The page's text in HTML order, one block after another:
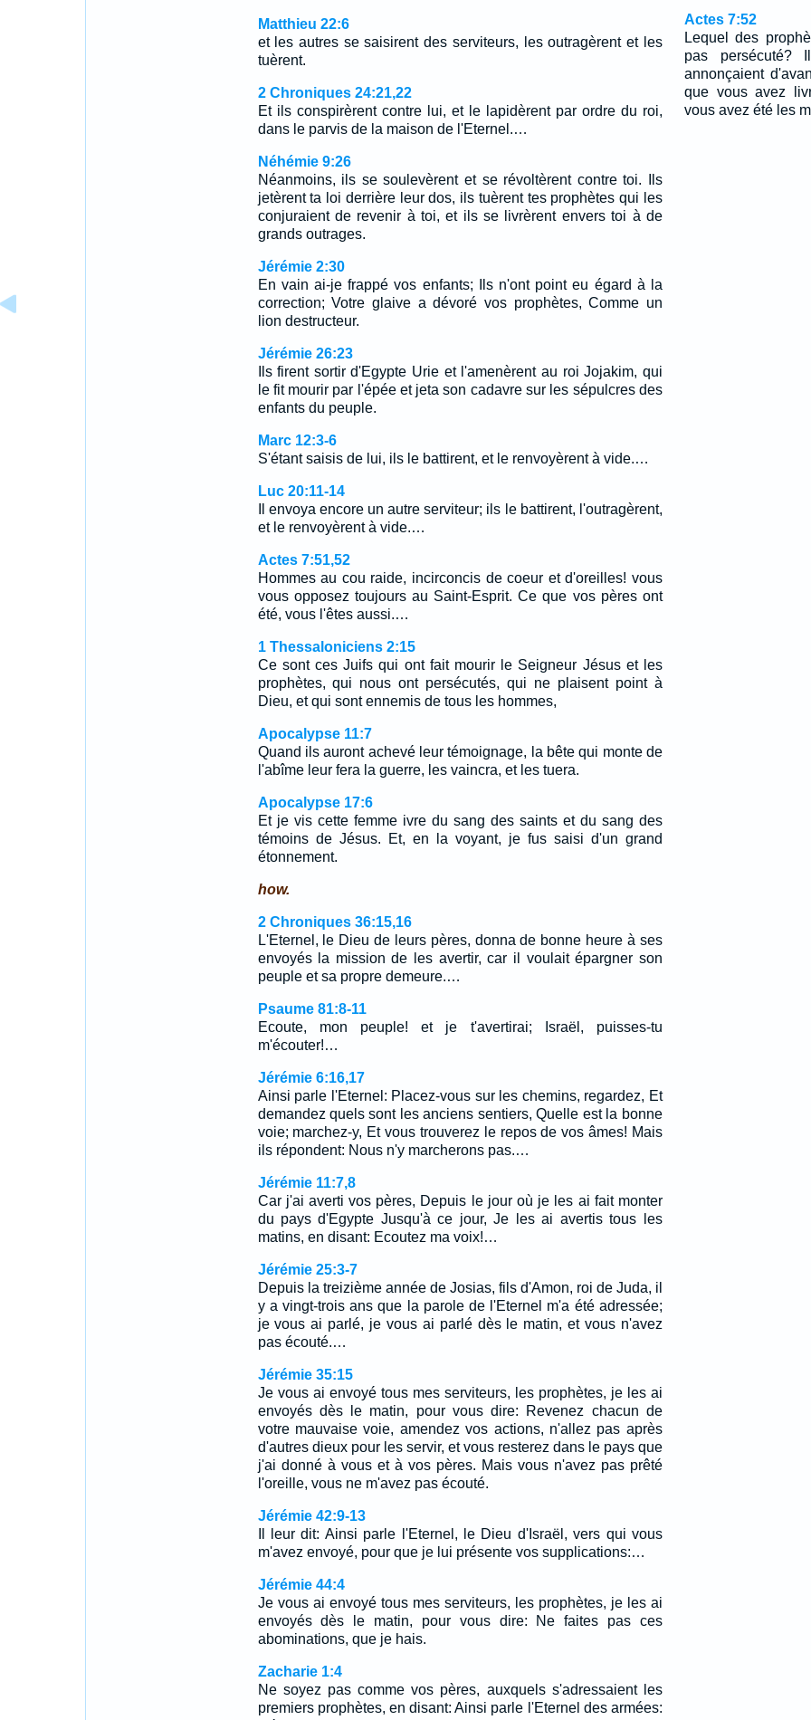
Matthieu 22:6
et les autres se saisirent des serviteurs, les outragèrent et les
tuèrent.
2 Chroniques 24:21,22
Et ils conspirèrent contre lui, et le lapidèrent par ordre du roi,
dans le parvis de la maison de l'Eternel.…
Néhémie 9:26
Néanmoins, ils se soulevèrent et se révoltèrent contre toi. Ils
jetèrent ta loi derrière leur dos, ils tuèrent tes prophètes qui les
conjuraient de revenir à toi, et ils se livrèrent envers toi à de
grands outrages.
Jérémie 2:30
En vain ai-je frappé vos enfants; Ils n'ont point eu égard à la
correction; Votre glaive a dévoré vos prophètes, Comme un
lion destructeur.
Jérémie 26:23
Ils firent sortir d'Egypte Urie et l'amenèrent au roi Jojakim, qui
le fit mourir par l'épée et jeta son cadavre sur les sépulcres des
enfants du peuple.
Marc 12:3-6
S'étant saisis de lui, ils le battirent, et le renvoyèrent à vide.…
Luc 20:11-14
Il envoya encore un autre serviteur; ils le battirent, l'outragèrent,
et le renvoyèrent à vide.…
Actes 7:51,52
Hommes au cou raide, incirconcis de coeur et d'oreilles! vous
vous opposez toujours au Saint-Esprit. Ce que vos pères ont
été, vous l'êtes aussi.…
1 Thessaloniciens 2:15
Ce sont ces Juifs qui ont fait mourir le Seigneur Jésus et les
prophètes, qui nous ont persécutés, qui ne plaisent point à
Dieu, et qui sont ennemis de tous les hommes,
Apocalypse 11:7
Quand ils auront achevé leur témoignage, la bête qui monte de
l'abîme leur fera la guerre, les vaincra, et les tuera.
Apocalypse 17:6
Et je vis cette femme ivre du sang des saints et du sang des
témoins de Jésus. Et, en la voyant, je fus saisi d'un grand
étonnement.
how.
2 Chroniques 36:15,16
L'Eternel, le Dieu de leurs pères, donna de bonne heure à ses
envoyés la mission de les avertir, car il voulait épargner son
peuple et sa propre demeure.…
Psaume 81:8-11
Ecoute, mon peuple! et je t'avertirai; Israël, puisses-tu
m'écouter!…
Jérémie 6:16,17
Ainsi parle l'Eternel: Placez-vous sur les chemins, regardez, Et
demandez quels sont les anciens sentiers, Quelle est la bonne
voie; marchez-y, Et vous trouverez le repos de vos âmes! Mais
ils répondent: Nous n'y marcherons pas.…
Jérémie 11:7,8
Car j'ai averti vos pères, Depuis le jour où je les ai fait monter
du pays d'Egypte Jusqu'à ce jour, Je les ai avertis tous les
matins, en disant: Ecoutez ma voix!…
Jérémie 25:3-7
Depuis la treizième année de Josias, fils d'Amon, roi de Juda, il
y a vingt-trois ans que la parole de l'Eternel m'a été adressée;
je vous ai parlé, je vous ai parlé dès le matin, et vous n'avez
pas écouté.…
Jérémie 35:15
Je vous ai envoyé tous mes serviteurs, les prophètes, je les ai
envoyés dès le matin, pour vous dire: Revenez chacun de
votre mauvaise voie, amendez vos actions, n'allez pas après
d'autres dieux pour les servir, et vous resterez dans le pays que
j'ai donné à vous et à vos pères. Mais vous n'avez pas prêté
l'oreille, vous ne m'avez pas écouté.
Jérémie 42:9-13
Il leur dit: Ainsi parle l'Eternel, le Dieu d'Israël, vers qui vous
m'avez envoyé, pour que je lui présente vos supplications:…
Jérémie 44:4
Je vous ai envoyé tous mes serviteurs, les prophètes, je les ai
envoyés dès le matin, pour vous dire: Ne faites pas ces
abominations, que je hais.
Zacharie 1:4
Ne soyez pas comme vos pères, auxquels s'adressaient les
premiers prophètes, en disant: Ainsi parle l'Eternel des armées:
Actes 7:52
Lequel des
pas persécuté?
annonçaient
que vous avez
vous avez été les